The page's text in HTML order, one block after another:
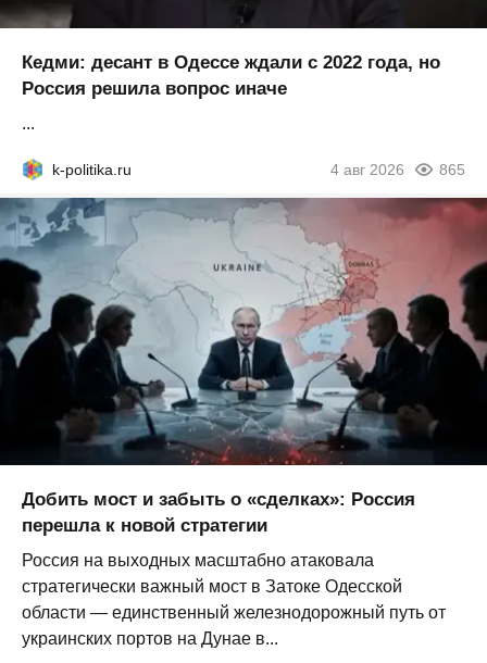
Кедми: десант в Одессе ждали с 2022 года, но
Россия решила вопрос иначе
...
k-politika.ru 4 авг 2026 865
Добить мост и забыть о «сделках»: Россия
перешла к новой стратегии
Россия на выходных масштабно атаковала
стратегически важный мост в Затоке Одесской
области — единственный железнодорожный путь от
украинских портов на Дунае в...